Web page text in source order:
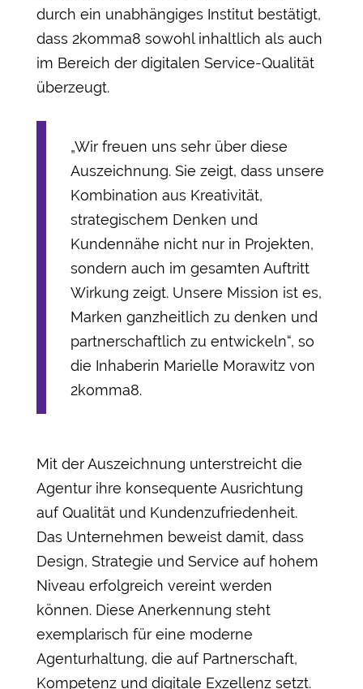
durch ein unabhängiges Institut bestätigt,
dass 2komma8 sowohl inhaltlich als auch
im Bereich der digitalen Service-Qualität
überzeugt.
„Wir freuen uns sehr über diese
Auszeichnung. Sie zeigt, dass unsere
Kombination aus Kreativität,
strategischem Denken und
Kundennähe nicht nur in Projekten,
sondern auch im gesamten Auftritt
Wirkung zeigt. Unsere Mission ist es,
Marken ganzheitlich zu denken und
partnerschaftlich zu entwickeln“, so
die Inhaberin Marielle Morawitz von
2komma8.
Mit der Auszeichnung unterstreicht die
Agentur ihre konsequente Ausrichtung
auf Qualität und Kundenzufriedenheit.
Das Unternehmen beweist damit, dass
Design, Strategie und Service auf hohem
Niveau erfolgreich vereint werden
können. Diese Anerkennung steht
exemplarisch für eine moderne
Agenturhaltung, die auf Partnerschaft,
Kompetenz und digitale Exzellenz setzt.